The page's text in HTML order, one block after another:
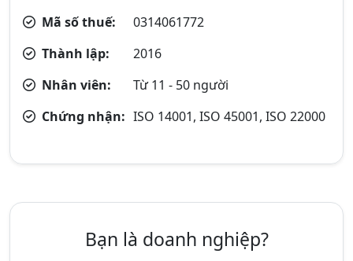
Mã số thuế:
0314061772
Thành lập:
2016
Nhân viên:
Từ 11 - 50 người
Chứng nhận: ISO 14001, ISO 45001, ISO 22000
Bạn là doanh nghiệp?